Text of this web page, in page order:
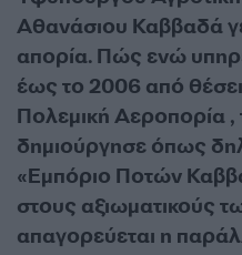
Αθανάσιου Καββαδά
απορία. Πώς ενώ
έως το 2006 από
Πολεμική Αεροπορία
δημιούργησε όπως
«Εμπόριο Ποτών
στους αξιωματικούς
απαγορεύεται η